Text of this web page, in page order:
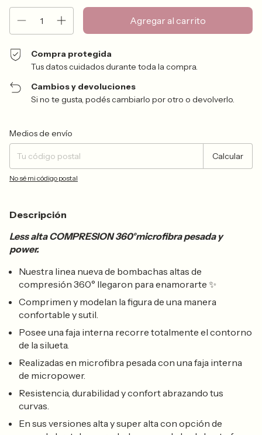
Compra protegida
Tus datos cuidados durante toda la compra.
Cambios y devoluciones
Si no te gusta, podés cambiarlo por otro o devolverlo.
Entregas para el CP:
Medios de envío
Calcular
No sé mi código postal
Descripción
Less alta COMPRESION 360°microfibra pesada y
power.
Nuestra linea nueva de bombachas altas de
compresión 360° llegaron para enamorarte ✨
Comprimen y modelan la figura de una manera
confortable y sutil.
Posee una faja interna recorre totalmente el contorno
de la silueta.
Realizadas en microfibra pesada con una faja interna
de micropower.
Resistencia, durabilidad y confort abrazando tus
curvas.
En sus versiones alta y super alta con opción de